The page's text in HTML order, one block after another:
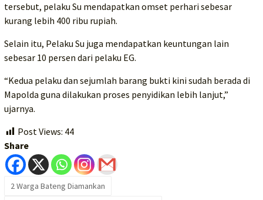
tersebut, pelaku Su mendapatkan omset perhari sebesar
kurang lebih 400 ribu rupiah.
Selain itu, Pelaku Su juga mendapatkan keuntungan lain
sebesar 10 persen dari pelaku EG.
“Kedua pelaku dan sejumlah barang bukti kini sudah berada di
Mapolda guna dilakukan proses penyidikan lebih lanjut,”
ujarnya.
Post Views: 44
Share
2 Warga Bateng Diamankan